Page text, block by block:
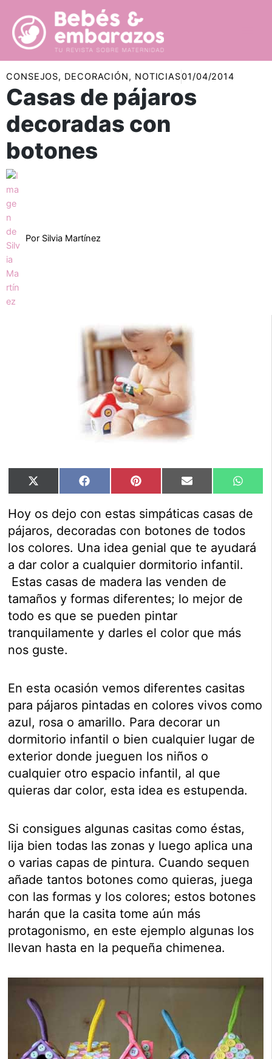
contenido
CONSEJOS, DECORACIÓN, NOTICIAS01/04/2014
Casas de pájaros
decoradas con
botones
Por Silvia Martínez
Compartir
en
X
(Twitter)
Compartir
en
Facebook Compartir
en
Pinterest Compartir
en
Email
en
Hoy os dejo con estas simpáticas casas de
pájaros, decoradas con botones de todos
los colores. Una idea genial que te ayudará
a dar color a cualquier dormitorio infantil.
Estas casas de madera las venden de
tamaños y formas diferentes; lo mejor de
todo es que se pueden pintar
tranquilamente y darles el color que más
nos guste.
En esta ocasión vemos diferentes casitas
para pájaros pintadas en colores vivos como
azul, rosa o amarillo. Para decorar un
dormitorio infantil o bien cualquier lugar de
exterior donde jueguen los niños o
cualquier otro espacio infantil, al que
quieras dar color, esta idea es estupenda.
Si consigues algunas casitas como éstas,
lija bien todas las zonas y luego aplica una
o varias capas de pintura. Cuando sequen
añade tantos botones como quieras, juega
con las formas y los colores; estos botones
harán que la casita tome aún más
protagonismo, en este ejemplo algunas los
llevan hasta en la pequeña chimenea.